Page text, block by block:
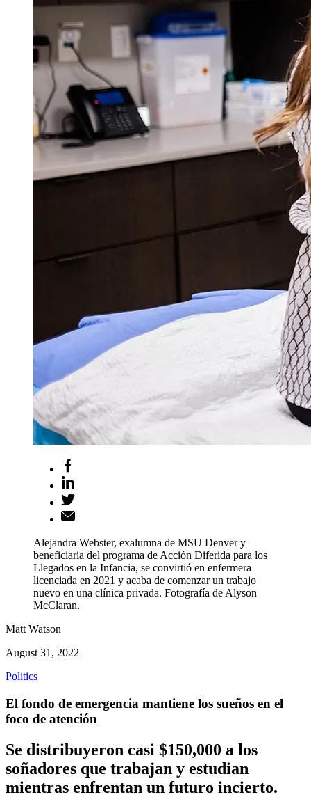
Alejandra Webster, exalumna de MSU Denver y
beneficiaria del programa de Acción Diferida para los
Llegados en la Infancia, se convirtió en enfermera
licenciada en 2021 y acaba de comenzar un trabajo
nuevo en una clínica privada. Fotografía de Alyson
McClaran.
Matt Watson
August 31, 2022
Politics
El fondo de emergencia mantiene los sueños en el
foco de atención
Se distribuyeron casi $150,000 a los
soñadores que trabajan y estudian
mientras enfrentan un futuro incierto.